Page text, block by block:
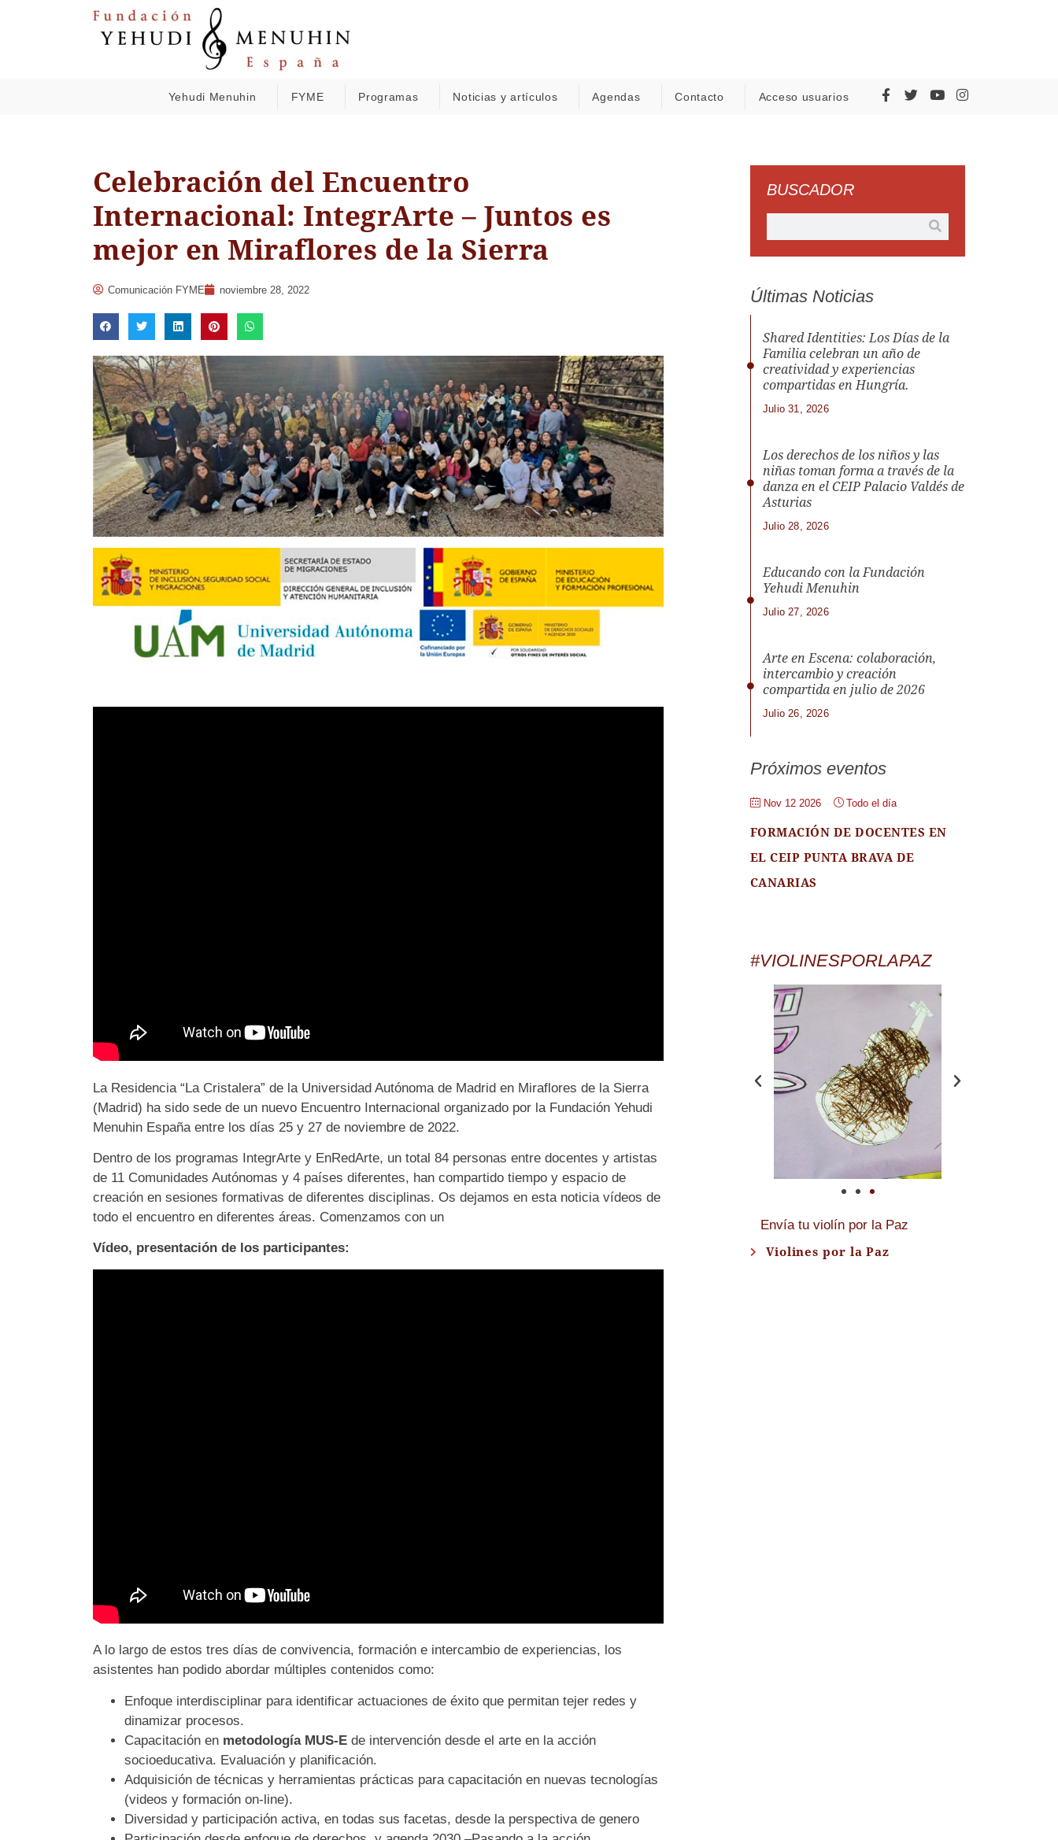
Yehudi Menuhin FYME Programas Noticias y artículos Agendas Contacto Acceso usuarios
Celebración del Encuentro
Internacional: IntegrArte – Juntos es
mejor en Miraflores de la Sierra
Comunicación FYME noviembre 28, 2022
La Residencia “La Cristalera” de la Universidad Autónoma de Madrid en Miraflores de la Sierra
(Madrid) ha sido sede de un nuevo Encuentro Internacional organizado por la Fundación Yehudi
Menuhin España entre los días 25 y 27 de noviembre de 2022.
Dentro de los programas IntegrArte y EnRedArte, un total 84 personas entre docentes y artistas
de 11 Comunidades Autónomas y 4 países diferentes, han compartido tiempo y espacio de
creación en sesiones formativas de diferentes disciplinas. Os dejamos en esta noticia vídeos de
todo el encuentro en diferentes áreas. Comenzamos con un
Vídeo, presentación de los participantes:
A lo largo de estos tres días de convivencia, formación e intercambio de experiencias, los
asistentes han podido abordar múltiples contenidos como:
Enfoque interdisciplinar para identificar actuaciones de éxito que permitan tejer redes y
dinamizar procesos.
Capacitación en metodología MUS-Ede intervención desde el arte en la acción
socioeducativa. Evaluación y planificación.
Adquisición de técnicas y herramientas prácticas para capacitación en nuevas tecnologías
(videos y formación on-line).
Diversidad y participación activa, en todas sus facetas, desde la perspectiva de genero
BUSCADOR
Últimas Noticias
Shared Identities: Los Días de la
Familia celebran un año de
creatividad y experiencias
compartidas en Hungría.
Julio 31, 2026
Los derechos de los niños y las
niñas toman forma a través de la
danza en el CEIP Palacio Valdés de
Asturias
Julio 28, 2026
Educando con la Fundación
Yehudi Menuhin
Julio 27, 2026
Arte en Escena: colaboración,
intercambio y creación
compartida en julio de 2026
Julio 26, 2026
Próximos eventos
Nov 12 2026 Todo el día
FORMACIÓN DE DOCENTES EN
EL CEIP PUNTA BRAVA DE
CANARIAS
#VIOLINESPORLAPAZ
Envía tu violín por la Paz
Violines por la Paz